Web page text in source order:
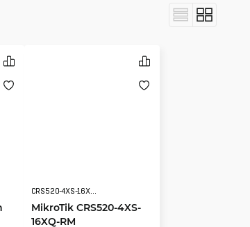
CRS520-4XS-16XQ-RM
MikroTik CRS520-4XS-
16XQ-RM